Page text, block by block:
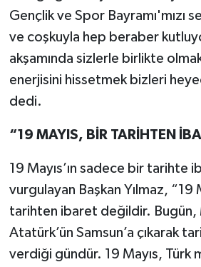
Gençlik ve Spor Bayramı'mızı
ve coşkuyla hep beraber
akşamında sizlerle birlikte
enerjisini hissetmek bizleri
dedi.
“19 MAYIS, BİR TARİHTEN
19 Mayıs’ın sadece bir tarihte
vurgulayan Başkan Yılmaz, “19
tarihten ibaret değildir. Bugün,
Atatürk’ün Samsun’a çıkarak
verdiği gündür. 19 Mayıs, Türk